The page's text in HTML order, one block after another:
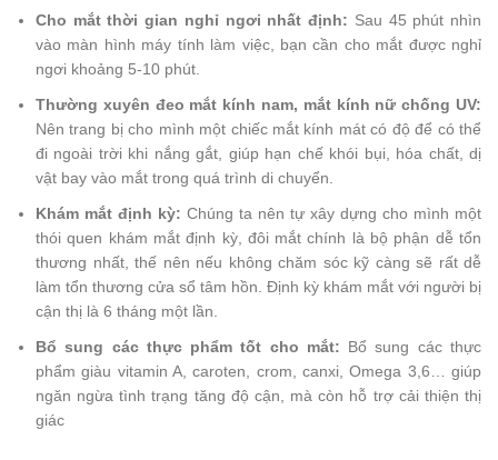
Cho mắt thời gian nghỉ ngơi nhất định: Sau 45 phút nhìn
vào màn hình máy tính làm việc, bạn cần cho mắt được nghỉ
ngơi khoảng 5-10 phút.
Thường xuyên đeo mắt kính nam, mắt kính nữ chống UV:
Nên trang bị cho mình một chiếc mắt kính mát có độ để có thể
đi ngoài trời khi nắng gắt, giúp hạn chế khói bụi, hóa chất, dị
vật bay vào mắt trong quá trình di chuyển.
Khám mắt định kỳ: Chúng ta nên tự xây dựng cho mình một
thói quen khám mắt định kỳ, đôi mắt chính là bộ phận dễ tổn
thương nhất, thế nên nếu không chăm sóc kỹ càng sẽ rất dễ
làm tổn thương cửa sổ tâm hồn. Định kỳ khám mắt với người bị
cận thị là 6 tháng một lần.
Bổ sung các thực phẩm tốt cho mắt: Bổ sung các thực
phẩm giàu vitamin A, caroten, crom, canxi, Omega 3,6… giúp
ngăn ngừa tình trạng tăng độ cận, mà còn hỗ trợ cải thiện thị
giác